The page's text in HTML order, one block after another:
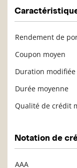
Rendement de
Coupon moyen
Duration modifiée
Durée moyenne
Qualité de crédit
Notation de
AAA